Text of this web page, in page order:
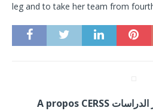
leg and to take her team from